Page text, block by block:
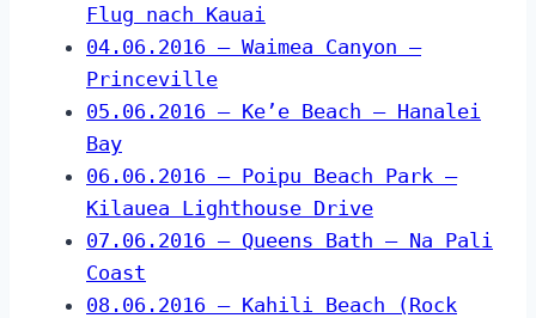
Flug nach Kauai
04.06.2016 – Waimea Canyon –
Princeville
05.06.2016 – Ke’e Beach – Hanalei
Bay
06.06.2016 – Poipu Beach Park –
Kilauea Lighthouse Drive
07.06.2016 – Queens Bath – Na Pali
Coast
08.06.2016 – Kahili Beach (Rock